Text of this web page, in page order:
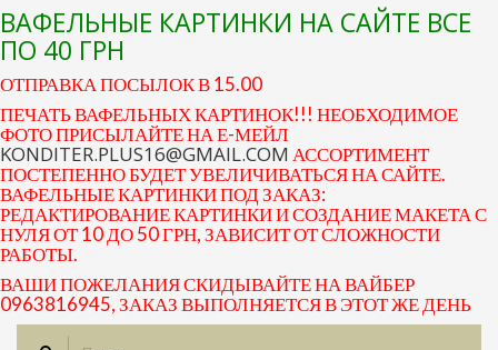
ВАФЕЛЬНЫЕ КАРТИНКИ НА САЙТЕ ВСЕ
ПО 40 ГРН
ОТПРАВКА ПОСЫЛОК В 15.00
ПЕЧАТЬ ВАФЕЛЬНЫХ КАРТИНОК!!! НЕОБХОДИМОЕ
ФОТО ПРИСЫЛАЙТЕ НА Е-МЕЙЛ
KONDITER.PLUS16@GMAIL.COM АССОРТИМЕНТ
ПОСТЕПЕННО БУДЕТ УВЕЛИЧИВАТЬСЯ НА САЙТЕ.
ВАФЕЛЬНЫЕ КАРТИНКИ ПОД ЗАКАЗ:
РЕДАКТИРОВАНИЕ КАРТИНКИ И СОЗДАНИЕ МАКЕТА С
НУЛЯ ОТ 10 ДО 50 ГРН, ЗАВИСИТ ОТ СЛОЖНОСТИ
РАБОТЫ.
ВАШИ ПОЖЕЛАНИЯ СКИДЫВАЙТЕ НА ВАЙБЕР
0963816945, ЗАКАЗ ВЫПОЛНЯЕТСЯ В ЭТОТ ЖЕ ДЕНЬ